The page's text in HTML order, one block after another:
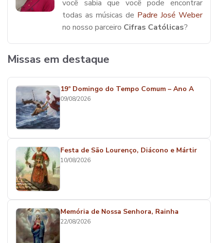
você sabia que você pode encontrar
todas as músicas de Padre José Weber
no nosso parceiro Cifras Católicas?
Missas em destaque
19º Domingo do Tempo Comum – Ano A
09/08/2026
Festa de São Lourenço, Diácono e Mártir
10/08/2026
Memória de Nossa Senhora, Rainha
22/08/2026